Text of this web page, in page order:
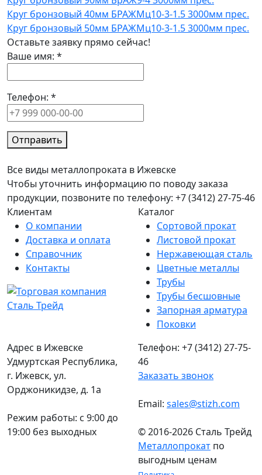
Круг бронзовый 40мм БРАЖМц10-3-1.5 3000мм прес.
Круг бронзовый 50мм БРАЖМц10-3-1.5 3000мм прес.
Оставьте заявку прямо сейчас!
Ваше имя: *
Телефон: *
Отправить
Все виды металлопроката в Ижевске
Чтобы уточнить информацию по поводу заказа
продукции, позвоните по телефону: +7 (3412) 27-75-46
Клиентам
О компании
Доставка и оплата
Справочник
Контакты
Каталог
Сортовой прокат
Листовой прокат
Нержавеющая сталь
Цветные металлы
Трубы
Трубы бесшовные
Запорная арматура
Поковки
Адрес в Ижевске
Удмуртская Республика,
г. Ижевск, ул.
Орджоникидзе, д. 1а
Режим работы: c 9:00 до
19:00 без выходных
Телефон: +7 (3412) 27-75-
46
Заказать звонок
Email: sales@stizh.com
© 2016-2026 Сталь Трейд
Металлопрокат по
выгодным ценам